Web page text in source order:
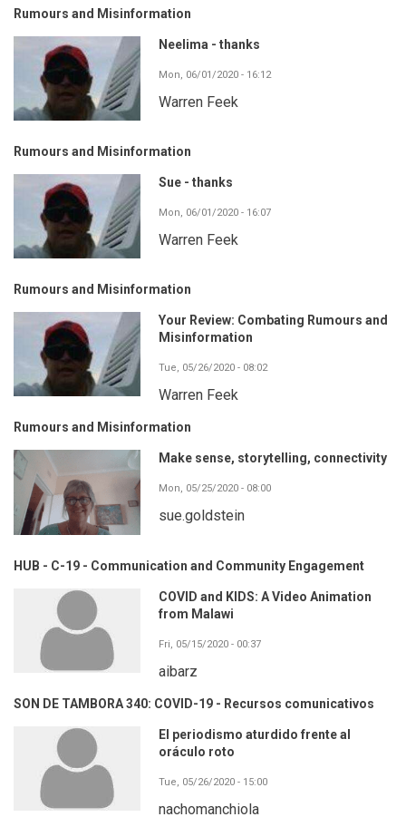
Rumours and Misinformation
Neelima - thanks
Mon, 06/01/2020 - 16:12
Warren Feek
Rumours and Misinformation
Sue - thanks
Mon, 06/01/2020 - 16:07
Warren Feek
Rumours and Misinformation
Your Review: Combating Rumours and
Misinformation
Tue, 05/26/2020 - 08:02
Warren Feek
Rumours and Misinformation
Make sense, storytelling, connectivity
Mon, 05/25/2020 - 08:00
sue.goldstein
HUB - C-19 - Communication and Community Engagement
COVID and KIDS: A Video Animation
from Malawi
Fri, 05/15/2020 - 00:37
aibarz
SON DE TAMBORA 340: COVID-19 - Recursos comunicativos
El periodismo aturdido frente al
oráculo roto
Tue, 05/26/2020 - 15:00
nachomanchiola